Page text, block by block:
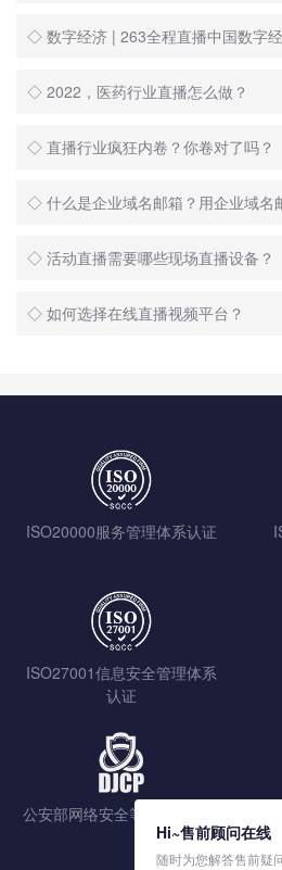
◇ 数字经济 | 263全程直播中国数字
◇ 2022，医药行业直播怎么做？
◇ 直播行业疯狂内卷？你卷对了吗？
◇ 什么是企业域名邮箱？用企业域名
◇ 活动直播需要哪些现场直播设备？
◇ 如何选择在线直播视频平台？
ISO20000服务管理体系认证
ISO27001信息安全管理体系
认证
公安部网络安全等级保护认证
Hi~售前顾问在线
随时为您解答售前疑